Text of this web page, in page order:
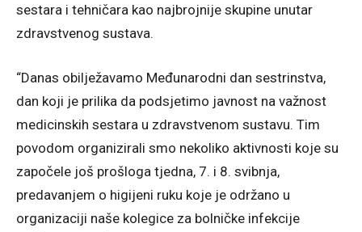
sestara i tehničara kao najbrojnije skupine unutar
zdravstvenog sustava.
“Danas obilježavamo Međunarodni dan sestrinstva,
dan koji je prilika da podsjetimo javnost na važnost
medicinskih sestara u zdravstvenom sustavu. Tim
povodom organizirali smo nekoliko aktivnosti koje su
započele još prošloga tjedna, 7. i 8. svibnja,
predavanjem o higijeni ruku koje je održano u
organizaciji naše kolegice za bolničke infekcije